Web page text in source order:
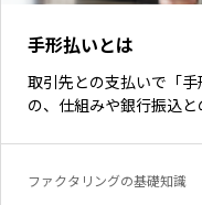
手形払いとは
取引先との支払いで「
の、仕組みや銀行振込
ファクタリングの基礎知識